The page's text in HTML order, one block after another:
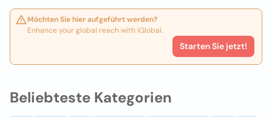
Möchten Sie hier aufgeführt werden?
Enhance your global reach with iGlobal.
Starten Sie jetzt!
Beliebteste Kategorien